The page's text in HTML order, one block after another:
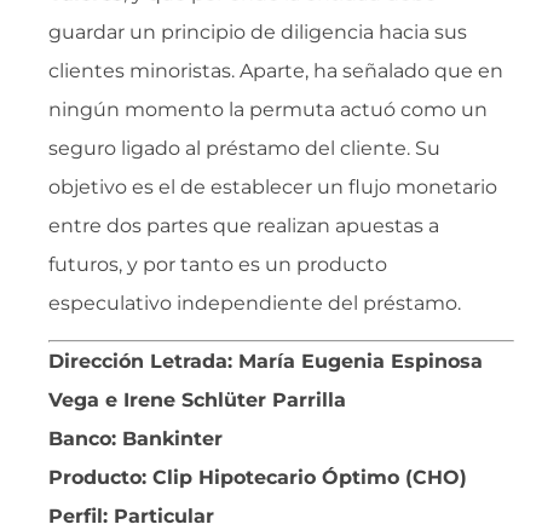
guardar un principio de diligencia hacia sus
clientes minoristas. Aparte, ha señalado que en
ningún momento la permuta actuó como un
seguro ligado al préstamo del cliente. Su
objetivo es el de establecer un flujo monetario
entre dos partes que realizan apuestas a
futuros, y por tanto es un producto
especulativo independiente del préstamo.
Dirección Letrada: María Eugenia Espinosa
Vega e Irene Schlüter Parrilla
Banco: Bankinter
Producto: Clip Hipotecario Óptimo (CHO)
Perfil: Particular